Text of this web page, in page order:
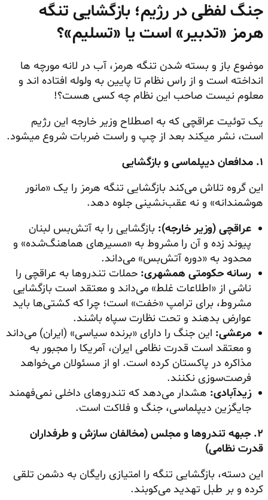
جنگ لفظی در رژیم؛ بازگشایی تنگه
هرمز «تدبیر» است یا «تسلیم»؟
موضوع باز و بسته شدن تنگه هرمز، آب در لانه مورچه ها
انداخته است و از راس نظام تا پایین به ولوله افتاده اند و
معلوم نیست صاحب این نظام چه کسی هست؟!
یک توئیت عراقچی که به اصطلاح وزیر خارجه این رژیم
است، نشر میکند بعد از چپ و راست ضربات شروع میشود.
۱. مدافعان دیپلماسی و بازگشایی
این گروه تلاش می‌کند بازگشایی تنگه هرمز را یک «مانور
هوشمندانه» و نه عقب‌نشینی جلوه دهد.
عراقچی (وزیر خارجه): بازگشایی را به آتش‌بس لبنان
پیوند زده و آن را مشروط به «مسیرهای هماهنگ‌شده» و
محدود به «دوره آتش‌بس» می‌داند.
رسانه حکومتی همشهری: حملات تندروها به عراقچی را
ناشی از «اطلاعات غلط» می‌داند و معتقد است بازگشایی
مشروط، برای ترامپ «خفت» است؛ چرا که کشتی‌ها باید
عوارض بدهند و تحت نظارت سپاه باشند.
مرعشی: این جنگ را دارای «برنده سیاسی» (ایران) می‌داند
و معتقد است قدرت نظامی ایران، آمریکا را مجبور به
مذاکره در پاکستان کرده است. او از مسئولان می‌خواهد
فرصت‌سوزی نکنند.
زیدآبادی: هشدار می‌دهد که تندروهای داخلی نمی‌فهمند
جایگزین دیپلماسی، جنگ و فلاکت است.
۲. جبهه تندروها و مجلس (مخالفان سازش و طرفداران
قدرت نظامی)
این دسته، بازگشایی تنگه را امتیازی رایگان به دشمن تلقی
کرده و بر طبل تهدید می‌کوبند.